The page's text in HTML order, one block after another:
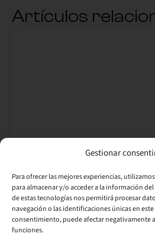
Gestionar
Para ofrecer las mejores experiencias,
para almacenar y/o acceder a la información
de estas tecnologías nos permitirá procesar
navegación o las identificaciones únicas en
consentimiento, puede afectar negativamente
funciones.
Artículos
¿Es buen momento
bolsa?
«¿Es buen momento para
mismo?» El problema es que